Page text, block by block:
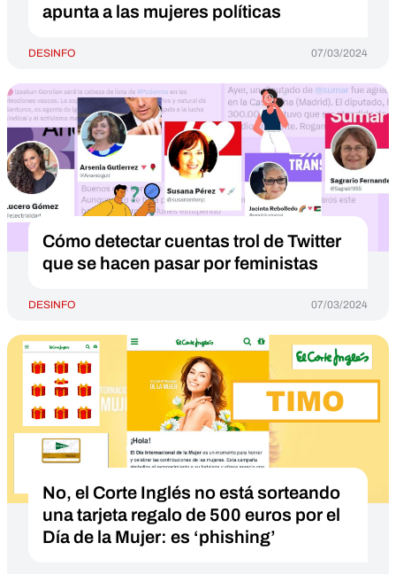
apunta a las mujeres políticas
DESINFO 07/03/2024
Cómo detectar cuentas trol de Twitter
que se hacen pasar por feministas
DESINFO 07/03/2024
No, el Corte Inglés no está sorteando
una tarjeta regalo de 500 euros por el
Día de la Mujer: es ‘phishing’